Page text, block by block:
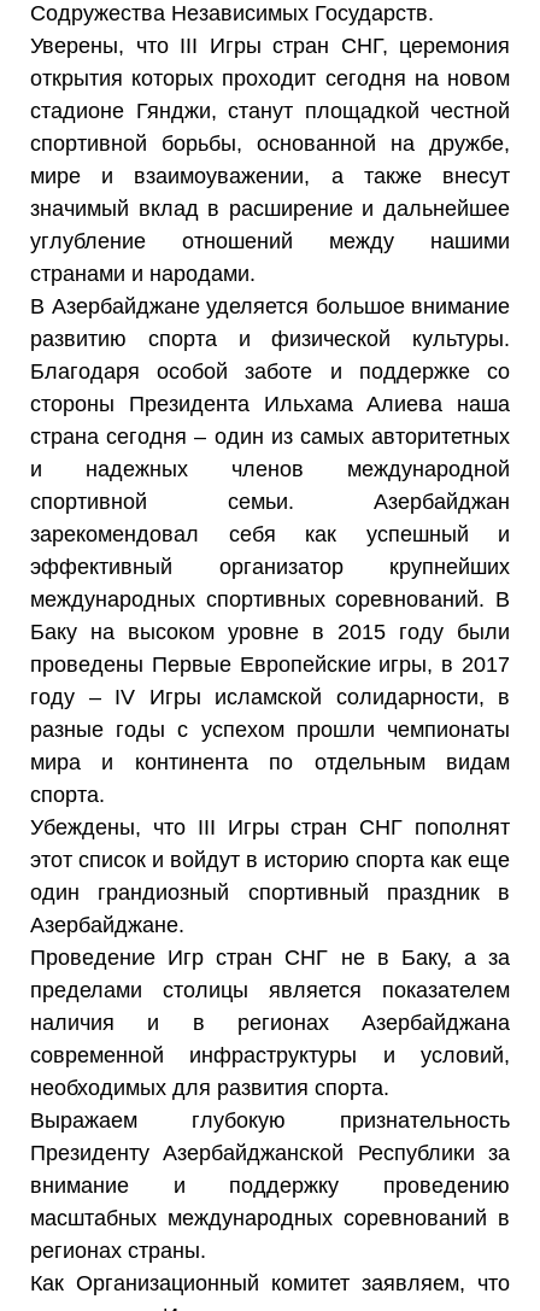
Содружества Независимых Государств.
Уверены, что III Игры стран СНГ, церемония
открытия которых проходит сегодня на новом
стадионе Гянджи, станут площадкой честной
спортивной борьбы, основанной на дружбе,
мире и взаимоуважении, а также внесут
значимый вклад в расширение и дальнейшее
углубление отношений между нашими
странами и народами.
В Азербайджане уделяется большое внимание
развитию спорта и физической культуры.
Благодаря особой заботе и поддержке со
стороны Президента Ильхама Алиева наша
страна сегодня – один из самых авторитетных
и надежных членов международной
спортивной семьи. Азербайджан
зарекомендовал себя как успешный и
эффективный организатор крупнейших
международных спортивных соревнований. В
Баку на высоком уровне в 2015 году были
проведены Первые Европейские игры, в 2017
году – IV Игры исламской солидарности, в
разные годы с успехом прошли чемпионаты
мира и континента по отдельным видам
спорта.
Убеждены, что III Игры стран СНГ пополнят
этот список и войдут в историю спорта как еще
один грандиозный спортивный праздник в
Азербайджане.
Проведение Игр стран СНГ не в Баку, а за
пределами столицы является показателем
наличия и в регионах Азербайджана
современной инфраструктуры и условий,
необходимых для развития спорта.
Выражаем глубокую признательность
Президенту Азербайджанской Республики за
внимание и поддержку проведению
масштабных международных соревнований в
регионах страны.
Как Организационный комитет заявляем, что